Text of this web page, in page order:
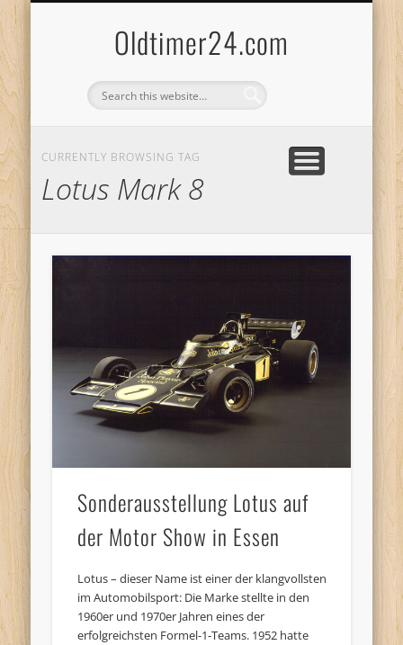
Oldtimer24.com
CURRENTLY BROWSING TAG
Lotus Mark 8
Sonderausstellung Lotus auf
der Motor Show in Essen
Lotus – dieser Name ist einer der klangvollsten
im Automobilsport: Die Marke stellte in den
1960er und 1970er Jahren eines der
erfolgreichsten Formel-1-Teams. 1952 hatte